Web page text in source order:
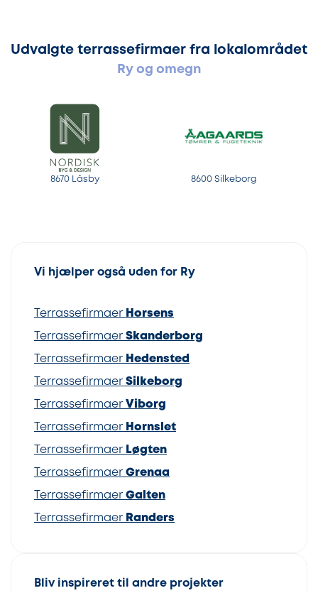
Udvalgte terrassefirmaer fra lokalområdet
Ry og omegn
8670 Låsby 8600 Silkeborg
Vi hjælper også uden for Ry
Terrassefirmaer Horsens
Terrassefirmaer Skanderborg
Terrassefirmaer Hedensted
Terrassefirmaer Silkeborg
Terrassefirmaer Viborg
Terrassefirmaer Hornslet
Terrassefirmaer Løgten
Terrassefirmaer Grenaa
Terrassefirmaer Galten
Terrassefirmaer Randers
Bliv inspireret til andre projekter